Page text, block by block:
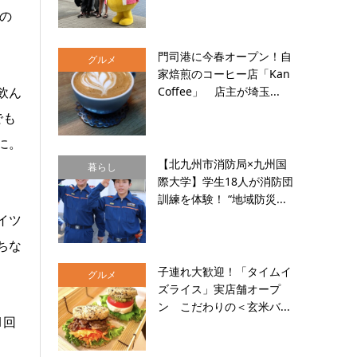
ん
ツ
な
グルメ
門司港に今春オープン！自
家焙煎のコーヒー店「Kan
Coffee」 店主が埼玉...
暮らし
【北九州市消防局×九州国
際大学】学生18人が消防団
訓練を体験！ “地域防災...
グルメ
子連れ大歓迎！「タイムイ
ズライス」実店舗オープ
ン こだわりの＜玄米バ...